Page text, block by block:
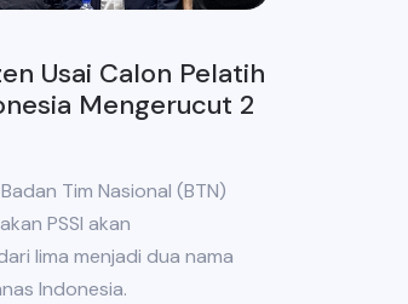
Usai Calon Pelatih
Mengerucut 2
Tim Nasional (BTN)
PSSI akan
lima menjadi dua nama
Indonesia.